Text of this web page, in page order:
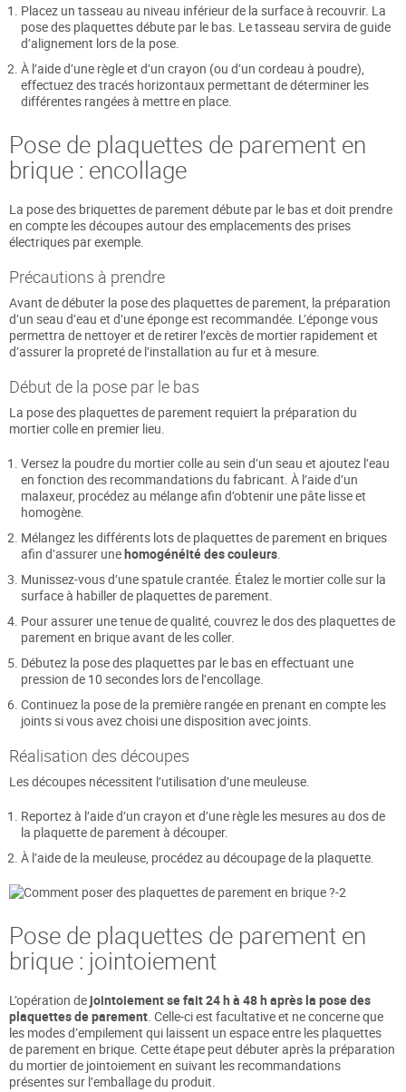
Placez un tasseau au niveau inférieur de la surface à recouvrir. La
pose des plaquettes débute par le bas. Le tasseau servira de guide
d’alignement lors de la pose.
À l’aide d’une règle et d’un crayon (ou d’un cordeau à poudre),
effectuez des tracés horizontaux permettant de déterminer les
différentes rangées à mettre en place.
Pose de plaquettes de parement en
brique : encollage
La pose des briquettes de parement débute par le bas et doit prendre
en compte les découpes autour des emplacements des prises
électriques par exemple.
Précautions à prendre
Avant de débuter la pose des plaquettes de parement, la préparation
d’un seau d’eau et d’une éponge est recommandée. L’éponge vous
permettra de nettoyer et de retirer l’excès de mortier rapidement et
d’assurer la propreté de l’installation au fur et à mesure.
Début de la pose par le bas
La pose des plaquettes de parement requiert la préparation du
mortier colle en premier lieu.
Versez la poudre du mortier colle au sein d’un seau et ajoutez l’eau
en fonction des recommandations du fabricant. À l’aide d’un
malaxeur, procédez au mélange afin d’obtenir une pâte lisse et
homogène.
Mélangez les différents lots de plaquettes de parement en briques
afin d’assurer unehomogénéité des couleurs.
Munissez-vous d’une spatule crantée. Étalez le mortier colle sur la
surface à habiller de plaquettes de parement.
Pour assurer une tenue de qualité, couvrez le dos des plaquettes de
parement en brique avant de les coller.
Débutez la pose des plaquettes par le bas en effectuant une
pression de 10 secondes lors de l’encollage.
Continuez la pose de la première rangée en prenant en compte les
joints si vous avez choisi une disposition avec joints.
Réalisation des découpes
Les découpes nécessitent l’utilisation d’une meuleuse.
Reportez à l’aide d’un crayon et d’une règle les mesures au dos de
la plaquette de parement à découper.
À l’aide de la meuleuse, procédez au découpage de la plaquette.
Pose de plaquettes de parement en
brique : jointoiement
L’opération de jointoiement se fait 24 h à 48 h après la pose des
plaquettes de parement. Celle-ci est facultative et ne concerne que
les modes d’empilement qui laissent un espace entre les plaquettes
de parement en brique. Cette étape peut débuter après la préparation
du mortier de jointoiement en suivant les recommandations
présentes sur l’emballage du produit.